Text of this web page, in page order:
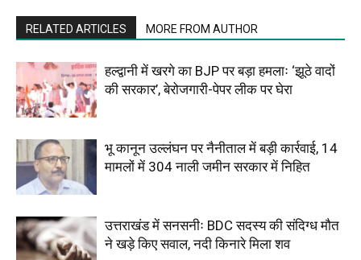
RELATED ARTICLES MORE FROM AUTHOR
हल्द्वानी में खरगे का BJP पर बड़ा हमलाः ‘झूठे वादों
की सरकार’, बेरोजगारी-पेपर लीक पर घेरा
भू कानून उल्लंघन पर नैनीताल में बड़ी कार्रवाई, 14
मामलों में 304 नाली जमीन सरकार में निहित
उत्तराखंड में सनसनीः BDC सदस्य की संदिग्ध मौत
ने खड़े किए सवाल, नदी किनारे मिला शव